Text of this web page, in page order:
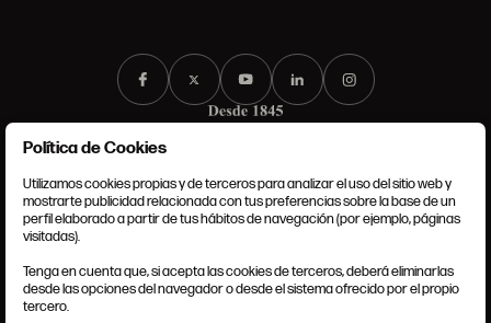
CONDICIONES GENERALES
POLÍTICA DE COOKIES
AJUSTE DE COOKIES
Política de Cookies
Utilizamos cookies propias y de terceros para analizar el uso del sitio web y
mostrarte publicidad relacionada con tus preferencias sobre la base de un
perfil elaborado a partir de tus hábitos de navegación (por ejemplo, páginas
visitadas).
Tenga en cuenta que, si acepta las cookies de terceros, deberá eliminarlas
desde las opciones del navegador o desde el sistema ofrecido por el propio
tercero.